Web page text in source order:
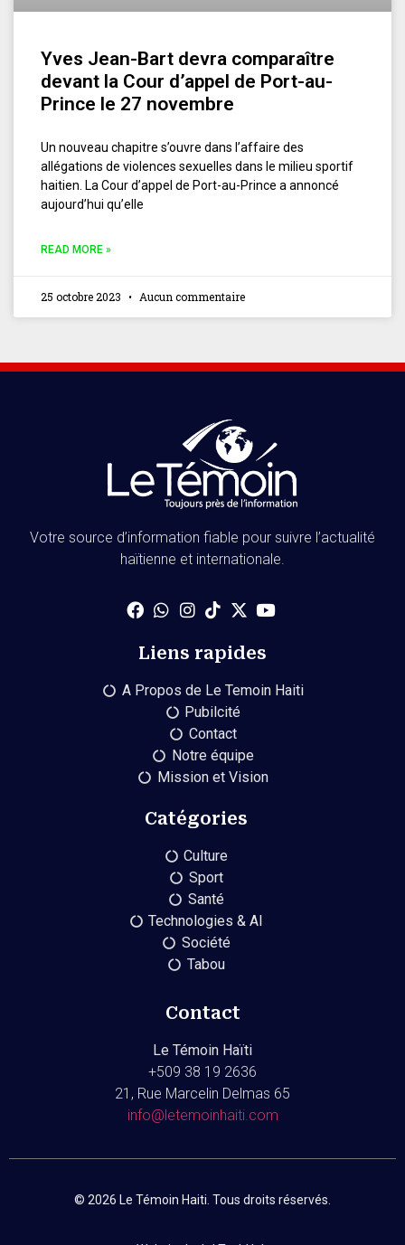
Yves Jean-Bart devra comparaître
devant la Cour d’appel de Port-au-
Prince le 27 novembre
Un nouveau chapitre s’ouvre dans l’affaire des
allégations de violences sexuelles dans le milieu sportif
haitien. La Cour d’appel de Port-au-Prince a annoncé
aujourd’hui qu’elle
READ MORE »
25 octobre 2023 Aucun commentaire
Votre source d’information fiable pour suivre l’actualité
haïtienne et internationale.
Liens rapides
A Propos de Le Temoin Haiti
Pubilcité
Contact
Notre équipe
Mission et Vision
Catégories
Culture
Sport
Santé
Technologies & AI
Société
Tabou
Contact
Le Témoin Haïti
+509 38 19 2636
21, Rue Marcelin Delmas 65
info@letemoinhaiti.com
© 2026 Le Témoin Haiti. Tous droits réservés.